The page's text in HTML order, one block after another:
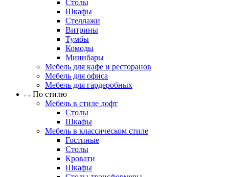
Столы
Шкафы
Стеллажи
Витрины
Тумбы
Комоды
Минибары
Мебель для кафе и ресторанов
Мебель для офиса
Мебель для гардеробных
По стилю
Мебель в стиле лофт
Столы
Шкафы
Мебель в классическом стиле
Гостиные
Столы
Кровати
Шкафы